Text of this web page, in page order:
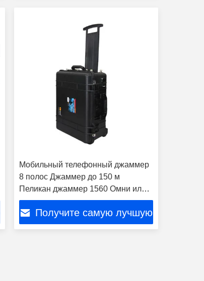
Мобильный телефонный джаммер
8 полос Джаммер до 150 м
Пеликан джаммер 1560 Омни или
направленные антенны
Получите самую лучшую